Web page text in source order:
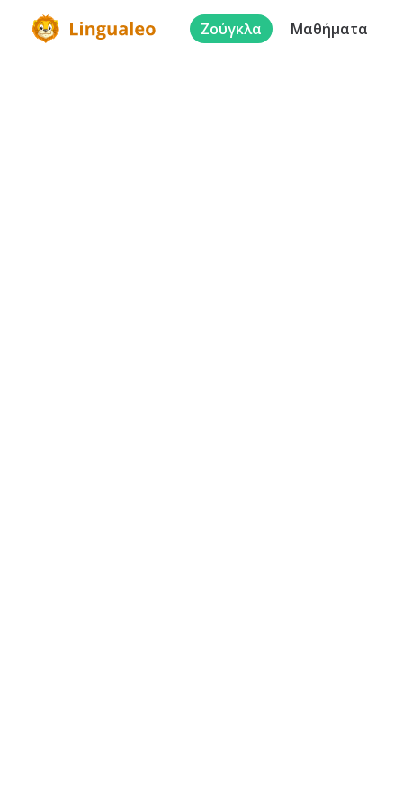
Ζούγκλα Μαθήματα